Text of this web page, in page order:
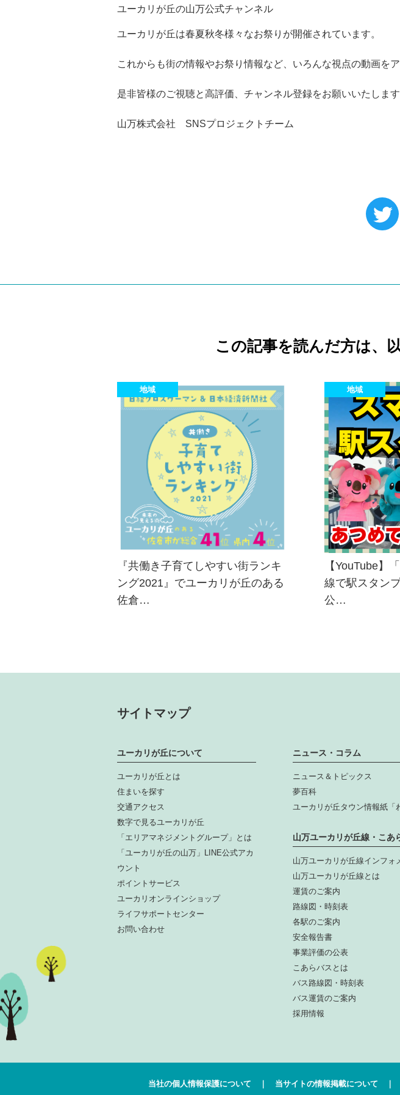
ユーカリが丘の山万公式チャンネル
ユーカリが丘は春夏秋冬様々なお祭りが開催されています。
これからも街の情報やお祭り情報など、いろんな視点の動画を
是非皆様のご視聴と高評価、チャンネル登録をお願いいたします
山万株式会社 SNSプロジェクトチーム
この記事を読んだ方は、
地域
『共働き子育てしやすい街ランキ
ング2021』でユーカリが丘のある
佐倉…
地域
【YouTube】
線で駅スタン
公…
サイトマップ
ユーカリが丘について
ユーカリが丘とは
住まいを探す
交通アクセス
数字で見るユーカリが丘
「エリアマネジメントグループ」とは
「ユーカリが丘の山万」LINE公式アカ
ウント
ポイントサービス
ユーカリオンラインショップ
ライフサポートセンター
お問い合わせ
ニュース・コラム
ニュース＆トピックス
夢百科
ユーカリが丘タウン情報紙「
山万ユーカリが丘線・こあ
山万ユーカリが丘線インフォ
山万ユーカリが丘線とは
運賃のご案内
路線図・時刻表
各駅のご案内
安全報告書
事業評価の公表
こあらバスとは
バス路線図・時刻表
バス運賃のご案内
採用情報
当社の個人情報保護について 当サイトの情報掲載について